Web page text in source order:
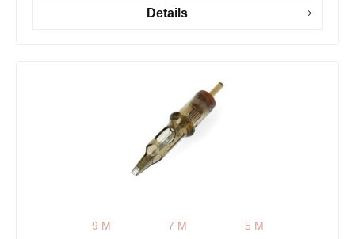
Details
9 M 7 M 5 M